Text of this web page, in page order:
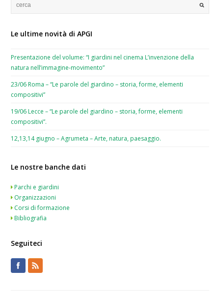
Le ultime novità di APGI
Presentazione del volume: “I giardini nel cinema L’invenzione della
natura nell’immagine-movimento”
23/06 Roma – “Le parole del giardino – storia, forme, elementi
compositivi”
19/06 Lecce – “Le parole del giardino – storia, forme, elementi
compositivi”.
12,13,14 giugno – Agrumeta – Arte, natura, paesaggio.
Le nostre banche dati
Parchi e giardini
Organizzazioni
Corsi di formazione
Bibliografia
Seguiteci